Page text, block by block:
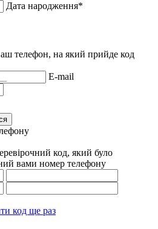
Дата народження*
телефон, на який прийде код
E-mail
код, який було
вами номер телефону
код ще раз